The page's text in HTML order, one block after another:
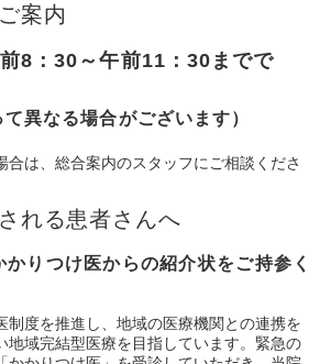
案内
8：30～午前11：30までで
て異なる場合がございます）
合は、総合案内のスタッフにご相談くださ
れる患者さんへ
りつけ医からの紹介状をご持参く
制度を推進し、地域の医療機関との連携を
地域完結型医療を目指しています。緊急の